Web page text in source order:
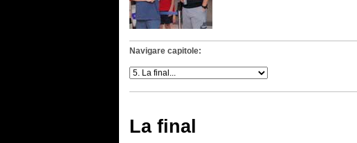
Navigare capitole:
La final